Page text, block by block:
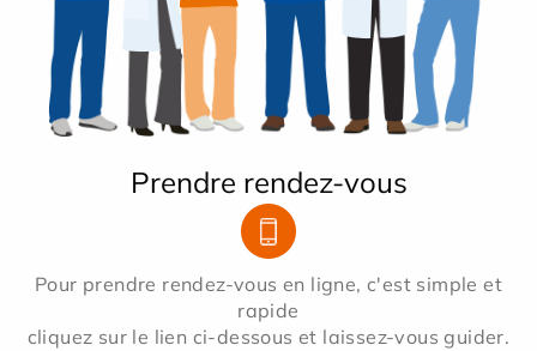
Prendre rendez-vous
Pour prendre rendez-vous en ligne, c'est simple et
rapide
cliquez sur le lien ci-dessous et laissez-vous guider.